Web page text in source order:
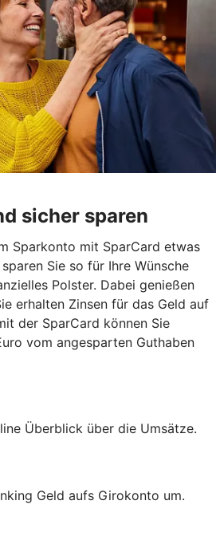
sicher sparen
Sparkonto mit SparCard etwas
Sie so für Ihre Wünsche
Polster. Dabei genießen
erhalten Zinsen für das Geld auf
der SparCard können Sie
vom angesparten Guthaben
Überblick über die Umsätze.
Geld aufs Girokonto um.